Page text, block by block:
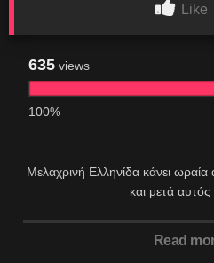
Like
635 views
100%
Μελαχρινή Ελληνίδα κάνει
και μετά αυτός
Read